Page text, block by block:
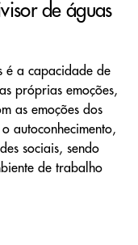
de águas
é a capacidade de
próprias emoções,
as emoções dos
autoconhecimento,
sociais, sendo
de trabalho